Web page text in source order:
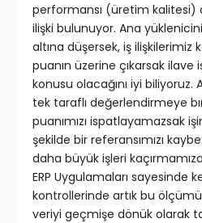
performansı (üretim kalitesi)
ilişki bulunuyor. Ana
altına düşersek, iş ilişkilerimiz
puanın üzerine çıkarsak ilave
konusu olacağını iyi biliyoruz.
tek taraflı değerlendirmeye
puanımızı ispatlayamazsak
şekilde bir referansımızı
daha büyük işleri
ERP Uygulamaları sayesinde
kontrollerinde artık bu
veriyi geçmişe dönük olarak